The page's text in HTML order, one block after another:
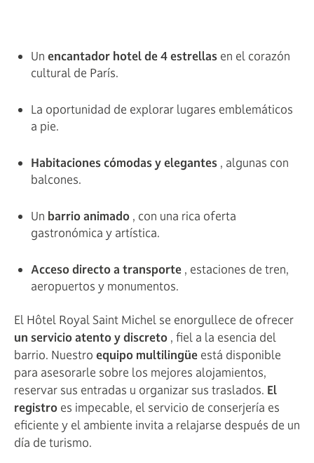
Un encantador hotel de 4 estrellas en el corazón
cultural de París.
La oportunidad de explorar lugares emblemáticos
a pie.
Habitaciones cómodas y elegantes , algunas con
balcones.
Un barrio animado , con una rica oferta
gastronómica y artística.
Acceso directo a transporte , estaciones de tren,
aeropuertos y monumentos.
El Hôtel Royal Saint Michel se enorgullece de ofrecer
un servicio atento y discreto , fiel a la esencia del
barrio. Nuestro equipo multilingüe está disponible
para asesorarle sobre los mejores alojamientos,
reservar sus entradas u organizar sus traslados. El
registro es impecable, el servicio de conserjería es
eficiente y el ambiente invita a relajarse después de un
día de turismo.